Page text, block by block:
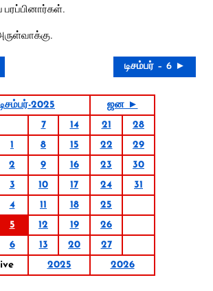
டிசம்பர் – 6 ►
2025
ஜன ►
7 14 21
28
1 8 15 22
29
2 9 16 23
30
3 10 17 24
31
4 11 18
25
5 12 19
26
6 13 20
27
2025 2026